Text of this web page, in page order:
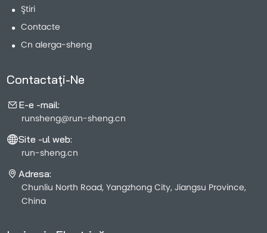
Ştiri
Contacte
Cn alerga-sheng
Contactaţi-Ne
E-e -mail:
runsheng@run-sheng.cn
Site -ul web:
run-sheng.cn
Adresa:
Chunliu North Road, Yangzhong City, Jiangsu Province,
China